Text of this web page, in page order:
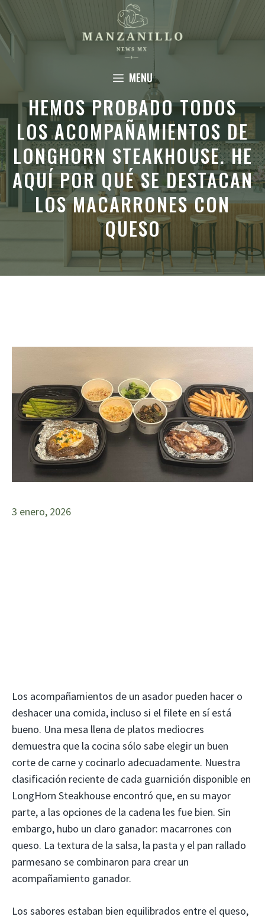
al
contenido
MENU
HEMOS PROBADO TODOS
LOS ACOMPAÑAMIENTOS DE
LONGHORN STEAKHOUSE. HE
AQUÍ POR QUÉ SE DESTACAN
LOS MACARRONES CON
QUESO
3 enero, 2026
Los acompañamientos de un asador pueden hacer o
deshacer una comida, incluso si el filete en sí está
bueno. Una mesa llena de platos mediocres
demuestra que la cocina sólo sabe elegir un buen
corte de carne y cocinarlo adecuadamente. Nuestra
clasificación reciente de cada guarnición disponible en
LongHorn Steakhouse encontró que, en su mayor
parte, a las opciones de la cadena les fue bien. Sin
embargo, hubo un claro ganador: macarrones con
queso. La textura de la salsa, la pasta y el pan rallado
parmesano se combinaron para crear un
acompañamiento ganador.
Los sabores estaban bien equilibrados entre el queso,